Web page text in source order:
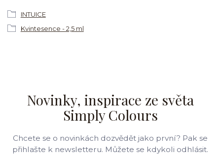
INTUICE
Kvintesence - 2,5 ml
Novinky, inspirace ze světa
Simply Colours
Chcete se o novinkách dozvědět jako první? Pak se
přihlašte k newsletteru. Můžete se kdykoli odhlásit.